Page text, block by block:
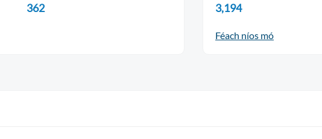
362 3,194
Féach níos mó